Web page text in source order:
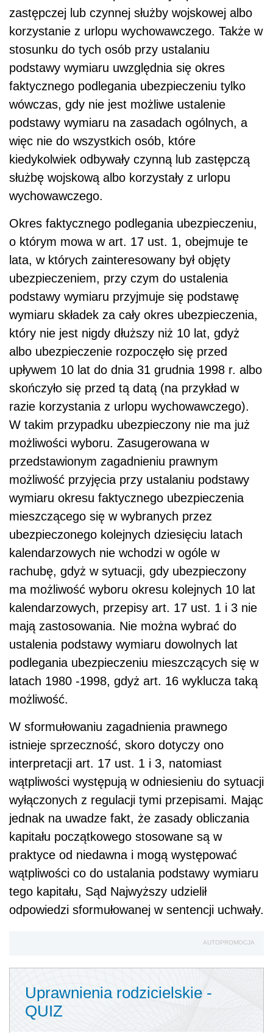
zastępczej lub czynnej służby wojskowej albo
korzystanie z urlopu wychowawczego. Także w
stosunku do tych osób przy ustalaniu
podstawy wymiaru uwzględnia się okres
faktycznego podlegania ubezpieczeniu tylko
wówczas, gdy nie jest możliwe ustalenie
podstawy wymiaru na zasadach ogólnych, a
więc nie do wszystkich osób, które
kiedykolwiek odbywały czynną lub zastępczą
służbę wojskową albo korzystały z urlopu
wychowawczego.
Okres faktycznego podlegania ubezpieczeniu,
o którym mowa w art. 17 ust. 1, obejmuje te
lata, w których zainteresowany był objęty
ubezpieczeniem, przy czym do ustalenia
podstawy wymiaru przyjmuje się podstawę
wymiaru składek za cały okres ubezpieczenia,
który nie jest nigdy dłuższy niż 10 lat, gdyż
albo ubezpieczenie rozpoczęło się przed
upływem 10 lat do dnia 31 grudnia 1998 r. albo
skończyło się przed tą datą (na przykład w
razie korzystania z urlopu wychowawczego).
W takim przypadku ubezpieczony nie ma już
możliwości wyboru. Zasugerowana w
przedstawionym zagadnieniu prawnym
możliwość przyjęcia przy ustalaniu podstawy
wymiaru okresu faktycznego ubezpieczenia
mieszczącego się w wybranych przez
ubezpieczonego kolejnych dziesięciu latach
kalendarzowych nie wchodzi w ogóle w
rachubę, gdyż w sytuacji, gdy ubezpieczony
ma możliwość wyboru okresu kolejnych 10 lat
kalendarzowych, przepisy art. 17 ust. 1 i 3 nie
mają zastosowania. Nie można wybrać do
ustalenia podstawy wymiaru dowolnych lat
podlegania ubezpieczeniu mieszczących się w
latach 1980 -1998, gdyż art. 16 wyklucza taką
możliwość.
W sformułowaniu zagadnienia prawnego
istnieje sprzeczność, skoro dotyczy ono
interpretacji art. 17 ust. 1 i 3, natomiast
wątpliwości występują w odniesieniu do sytuacji
wyłączonych z regulacji tymi przepisami. Mając
jednak na uwadze fakt, że zasady obliczania
kapitału początkowego stosowane są w
praktyce od niedawna i mogą występować
wątpliwości co do ustalania podstawy wymiaru
tego kapitału, Sąd Najwyższy udzielił
odpowiedzi sformułowanej w sentencji uchwały.
AUTOPROMOCJA
Uprawnienia rodzicielskie -
QUIZ